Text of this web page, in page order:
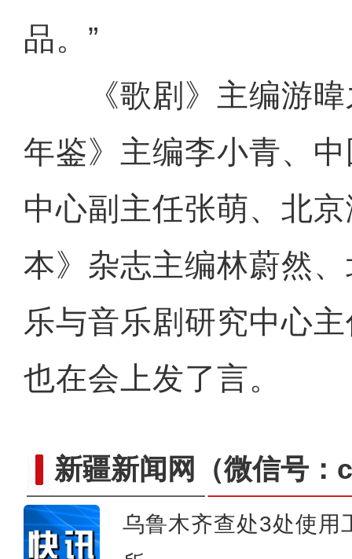
品。”
《歌剧》主编游暐
年鉴》主编李小青、
中心副主任张萌、北
本》杂志主编林蔚然
乐与音乐剧研究中心
也在会上发了言。
新疆新闻网 （微信号
乌鲁木齐查处3处使用